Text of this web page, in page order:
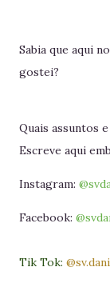
Sabia que aqui
gostei?
Quais assuntos
Escreve aqui
Instagram:
Facebook:
Tik Tok: